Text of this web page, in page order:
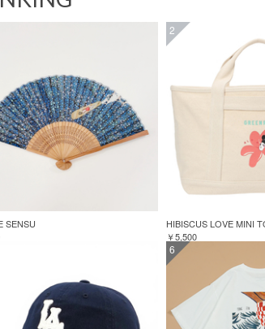
SENSU
2
HIBISCUS LOVE MINI
￥5,500
6